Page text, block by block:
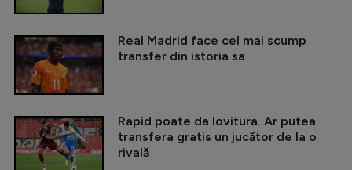
Real Madrid face cel mai scump
transfer din istoria sa
Rapid poate da lovitura. Ar putea
transfera gratis un jucător de la o
rivală